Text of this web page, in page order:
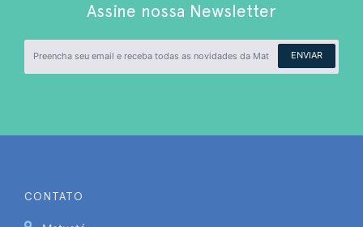
Assine nossa Newsletter
ENVIAR
CONTATO